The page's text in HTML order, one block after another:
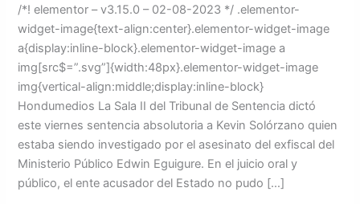
/*! elementor – v3.15.0 – 02-08-2023 */ .elementor-
widget-image{text-align:center}.elementor-widget-image
a{display:inline-block}.elementor-widget-image a
img[src$=”.svg”]{width:48px}.elementor-widget-image
img{vertical-align:middle;display:inline-block}
Hondumedios La Sala II del Tribunal de Sentencia dictó
este viernes sentencia absolutoria a Kevin Solórzano quien
estaba siendo investigado por el asesinato del exfiscal del
Ministerio Público Edwin Eguigure. En el juicio oral y
público, el ente acusador del Estado no pudo […]